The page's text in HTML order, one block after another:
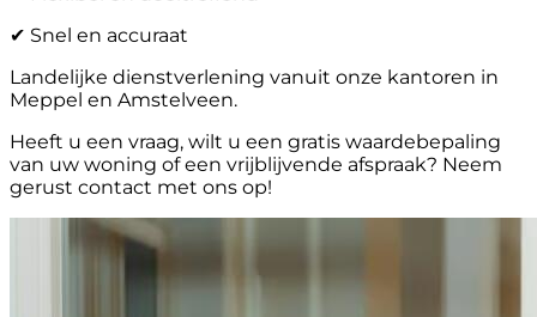
✔ Snel en accuraat
Landelijke dienstverlening vanuit onze kantoren in
Meppel en Amstelveen.
Heeft u een vraag, wilt u een gratis waardebepaling
van uw woning of een vrijblijvende afspraak? Neem
gerust contact met ons op!